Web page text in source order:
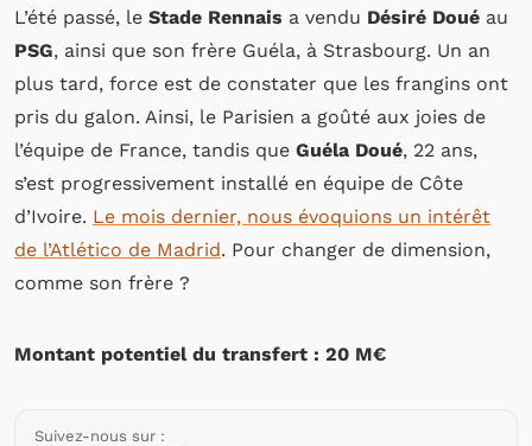
L’été passé, le Stade Rennais a vendu Désiré Doué au
PSG, ainsi que son frère Guéla, à Strasbourg. Un an
plus tard, force est de constater que les frangins ont
pris du galon. Ainsi, le Parisien a goûté aux joies de
l’équipe de France, tandis que Guéla Doué, 22 ans,
s’est progressivement installé en équipe de Côte
d’Ivoire. Le mois dernier, nous évoquions un intérêt
de l’Atlético de Madrid. Pour changer de dimension,
comme son frère ?
Montant potentiel du transfert : 20 M€
Suivez-nous sur :